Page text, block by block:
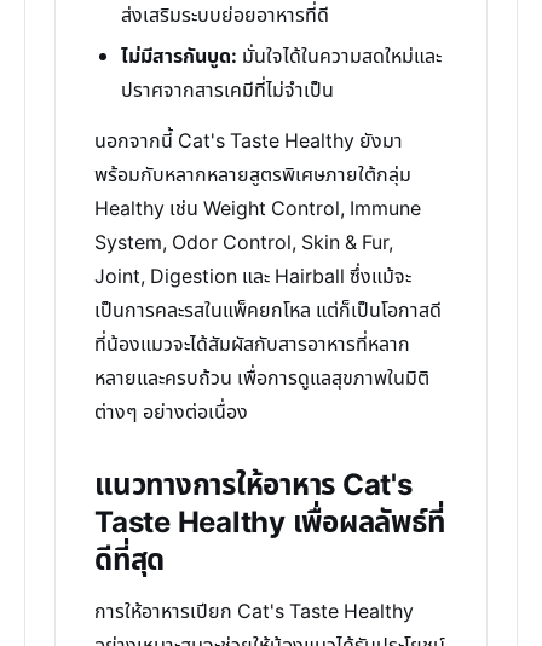
ส่งเสริมระบบย่อยอาหารที่ดี
ไม่มีสารกันบูด: มั่นใจได้ในความสดใหม่และ
ปราศจากสารเคมีที่ไม่จำเป็น
นอกจากนี้ Cat's Taste Healthy ยังมา
พร้อมกับหลากหลายสูตรพิเศษภายใต้กลุ่ม
Healthy เช่น Weight Control, Immune
System, Odor Control, Skin & Fur,
Joint, Digestion และ Hairball ซึ่งแม้จะ
เป็นการคละรสในแพ็คยกโหล แต่ก็เป็นโอกาสดี
ที่น้องแมวจะได้สัมผัสกับสารอาหารที่หลาก
หลายและครบถ้วน เพื่อการดูแลสุขภาพในมิติ
ต่างๆ อย่างต่อเนื่อง
แนวทางการให้อาหาร Cat's
Taste Healthy เพื่อผลลัพธ์ที่
ดีที่สุด
การให้อาหารเปียก Cat's Taste Healthy